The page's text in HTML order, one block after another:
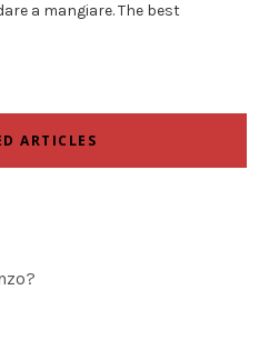
a mangiare. The best
ARTICLES